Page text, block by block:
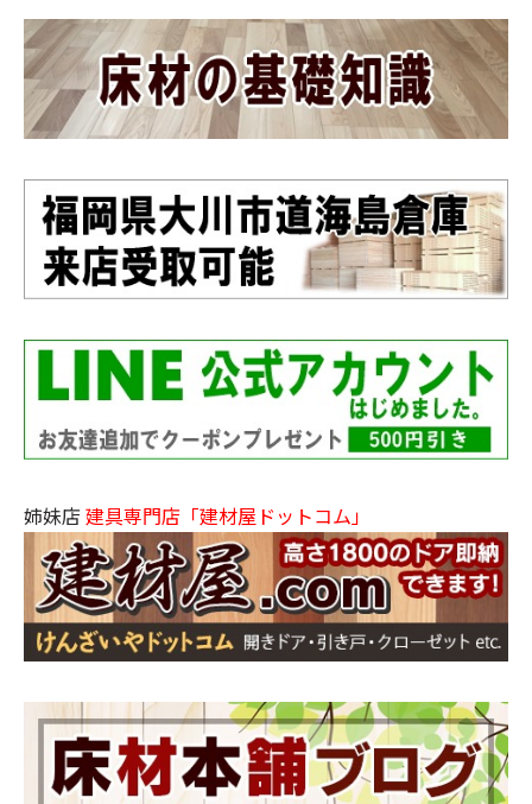
姉妹店 建具専門店「建材屋ドットコム」